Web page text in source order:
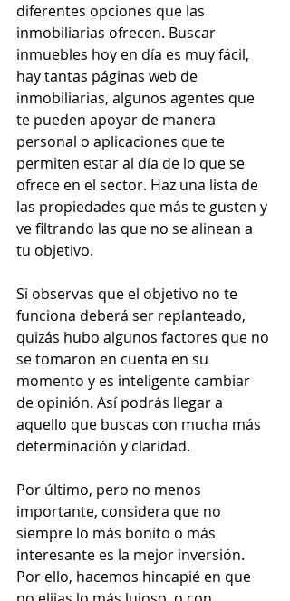
diferentes opciones que las
inmobiliarias ofrecen. Buscar
inmuebles hoy en día es muy fácil,
hay tantas páginas web de
inmobiliarias, algunos agentes que
te pueden apoyar de manera
personal o aplicaciones que te
permiten estar al día de lo que se
ofrece en el sector. Haz una lista de
las propiedades que más te gusten y
ve filtrando las que no se alinean a
tu objetivo.
Si observas que el objetivo no te
funciona deberá ser replanteado,
quizás hubo algunos factores que no
se tomaron en cuenta en su
momento y es inteligente cambiar
de opinión. Así podrás llegar a
aquello que buscas con mucha más
determinación y claridad.
Por último, pero no menos
importante, considera que no
siempre lo más bonito o más
interesante es la mejor inversión.
Por ello, hacemos hincapié en que